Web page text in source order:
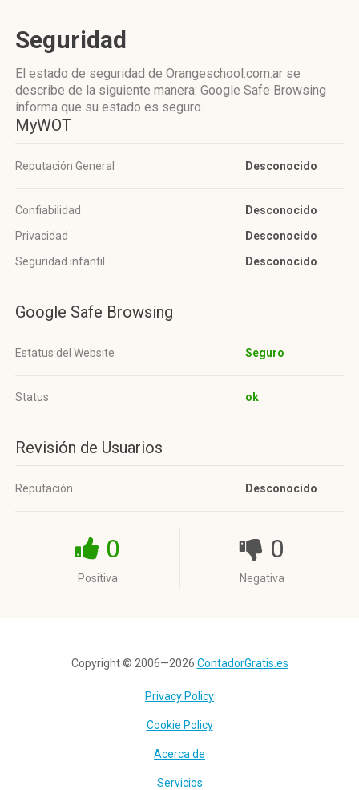
Seguridad
El estado de seguridad de Orangeschool.com.ar se
describe de la siguiente manera: Google Safe Browsing
informa que su estado es seguro.
MyWOT
Reputación General Desconocido
Confiabilidad
Desconocido
Privacidad
Desconocido
Seguridad infantil
Desconocido
Google Safe Browsing
Estatus del Website Seguro
Status ok
Revisión de Usuarios
Reputación Desconocido
0
Positiva
0
Negativa
Copyright © 2006—2026 ContadorGratis.es
Privacy Policy
Cookie Policy
Acerca de
Servicios